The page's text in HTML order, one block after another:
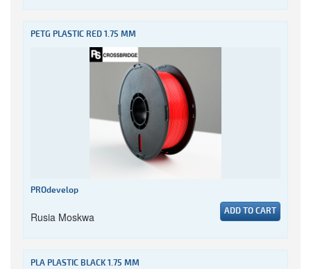
PETG PLASTIC RED 1.75 MM
PROdevelop
Rusia Moskwa ADD TO CART
PLA PLASTIC BLACK 1.75 MM